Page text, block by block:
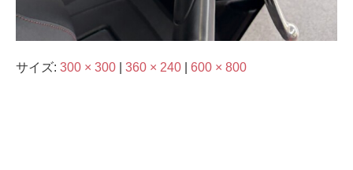
サイズ: 300 × 300 360 × 240 600 × 800